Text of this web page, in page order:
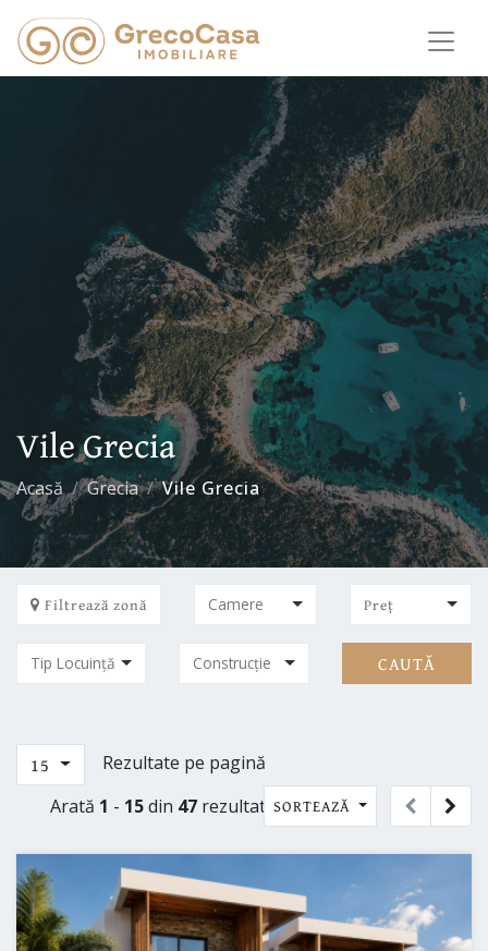
Vile Grecia
Acasă Grecia Vile Grecia
Filtrează zonă Preț
CAUTĂ
15
Rezultate pe pagină
Arată 1 - 15din 47rezultateSORTEAZĂ